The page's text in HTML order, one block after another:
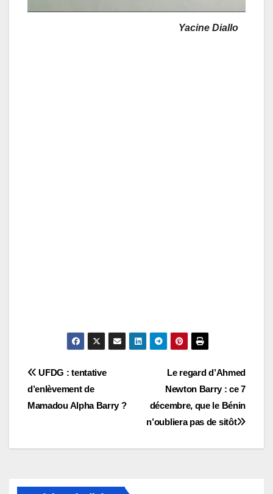
Yacine Diallo
Navigation
de
Le regard d’Ahmed
Newton Barry : ce 7
décembre, que le Bénin
n’oubliera pas de sitôt
UFDG : tentative
d’enlèvement de
Mamadou Alpha Barry ?